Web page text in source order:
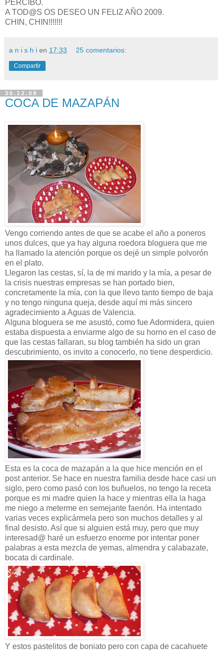
PERCIBO.
A TOD@S OS DESEO UN FELIZ AÑO 2009.
CHIN, CHIN!!!!!!!
a n i s h i en 17:33 25 comentarios:
Compartir
30.12.08
COCA DE MAZAPÁN
Vengo corriendo antes de que se acabe el año a poneros
unos dulces, que ya hay alguna roedora bloguera que me
ha llamado la atención porque os dejé un simple polvorón
en el plato.
Llegaron las cestas, sí, la de mi marido y la mía, a pesar de
la crisis nuestras empresas se han portado bien,
concretamente la mía, con la que llevo tanto tiempo de baja
y no tengo ninguna queja, desde aquí mi más sincero
agradecimiento a Aguas de Valencia.
Alguna bloguera se me asustó, como fue Adormidera, quien
estaba dispuesta a enviarme algo de su horno en el caso de
que las cestas fallaran, su blog también ha sido un gran
descubrimiento, os invito a conocerlo, no tiene desperdicio.
Esta es la coca de mazapán a la que hice mención en el
post anterior. Se hace en nuestra familia desde hace casi un
siglo, pero como pasó con los buñuelos, no tengo la receta
porque es mi madre quien la hace y mientras ella la haga
me niego a meterme en semejante faenón. Ha intentado
varias veces explicármela pero son muchos detalles y al
final desisto. Así que si alguien está muy, pero que muy
interesad@ haré un esfuerzo enorme por intentar poner
palabras a esta mezcla de yemas, almendra y calabazate,
bocata di cardinale.
Y estos pastelitos de boniato pero con capa de cacahuete